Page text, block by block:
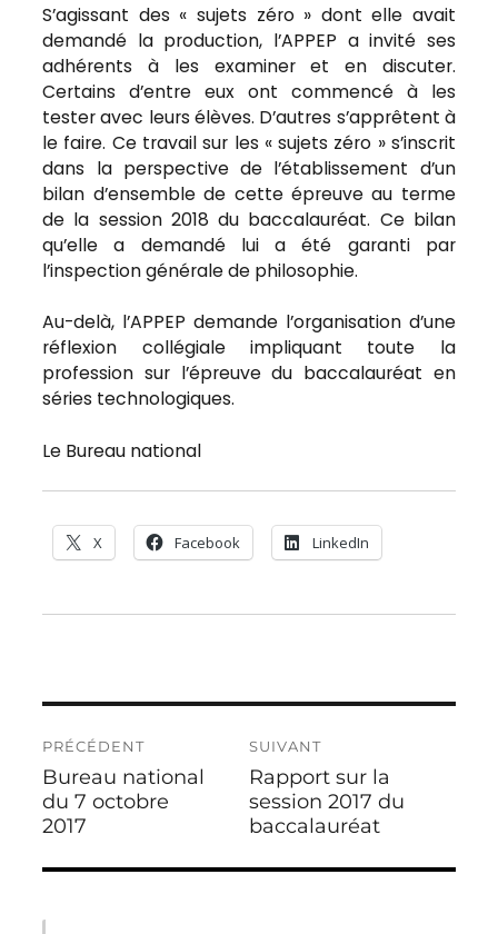
S’agissant des « sujets zéro » dont elle avait
demandé la production, l’APPEP a invité ses
adhérents à les examiner et en discuter.
Certains d’entre eux ont commencé à les
tester avec leurs élèves. D’autres s’apprêtent à
le faire. Ce travail sur les « sujets zéro » s’inscrit
dans la perspective de l’établissement d’un
bilan d’ensemble de cette épreuve au terme
de la session 2018 du baccalauréat. Ce bilan
qu’elle a demandé lui a été garanti par
l’inspection générale de philosophie.
Au-delà, l’APPEP demande l’organisation d’une
réflexion collégiale impliquant toute la
profession sur l’épreuve du baccalauréat en
séries technologiques.
Le Bureau national
X Facebook LinkedIn
de
l’article
PRÉCÉDENT
Publication
précédente :
Bureau national
du 7 octobre
2017
SUIVANT
Publication
suivante :
Rapport sur la
session 2017 du
baccalauréat